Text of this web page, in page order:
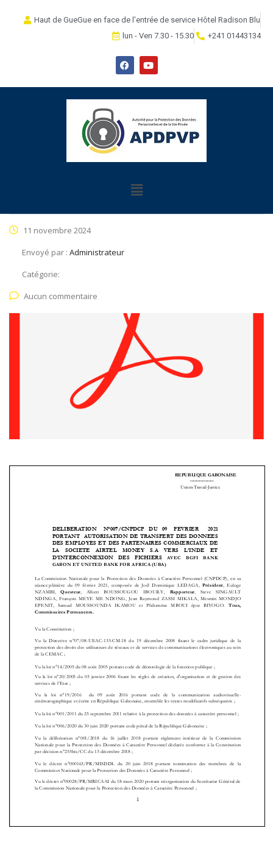
Haut de GueGue en face de l'entrée de service Hôtel Radison Blu
lun - Ven 7.30 - 15.30
+241 01443134
11 novembre 2024
Envoyé par : Administrateur
Catégorie:
Aucun commentaire